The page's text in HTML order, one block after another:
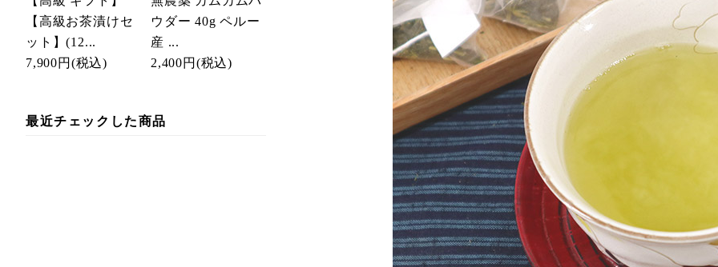
【高級お茶漬けセ
ット】(12...
7,900円 (税込)
ウダー 40g ペルー
産 ...
2,400円 (税込)
最近チェックした商品